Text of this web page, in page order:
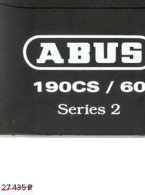
27 435p